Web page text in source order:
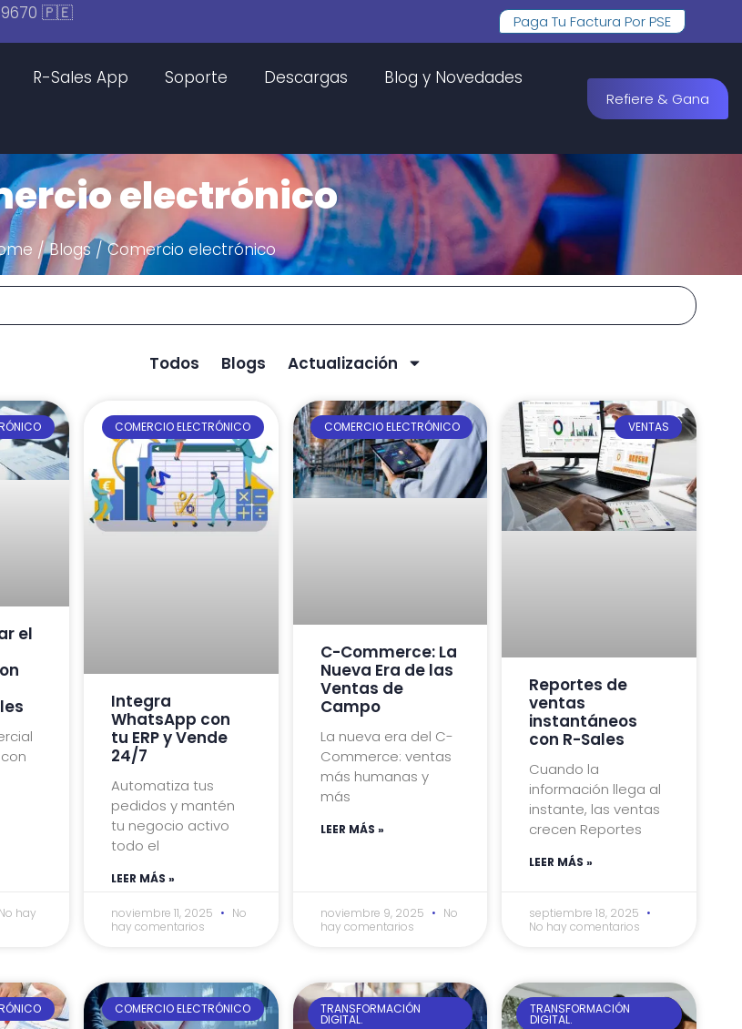
🇵🇪
Paga Tu Factura Por PSE
R-Sales App Soporte Descargas
Blog y Novedades
Refiere & Gana
electrónico
/ Blogs / Comercio electrónico
Todos Blogs Actualización
el
No hay
COMERCIO ELECTRÓNICO
Integra
WhatsApp con
tu ERP y Vende
24/7
Automatiza tus
pedidos y mantén
tu negocio activo
todo el
LEER MÁS »
noviembre 11, 2025
No
hay comentarios
COMERCIO ELECTRÓNICO
C-Commerce: La
Nueva Era de las
Ventas de
Campo
La nueva era del C-
Commerce: ventas
más humanas y
más
LEER MÁS »
noviembre 9, 2025
No
hay comentarios
VENTAS
Reportes de
ventas
instantáneos
con R-Sales
Cuando la
información llega al
instante, las ventas
crecen Reportes
LEER MÁS »
septiembre 18, 2025
No hay comentarios
COMERCIO ELECTRÓNICO TRANSFORMACIÓN
DIGITAL.
TRANSFORMACIÓN
DIGITAL.